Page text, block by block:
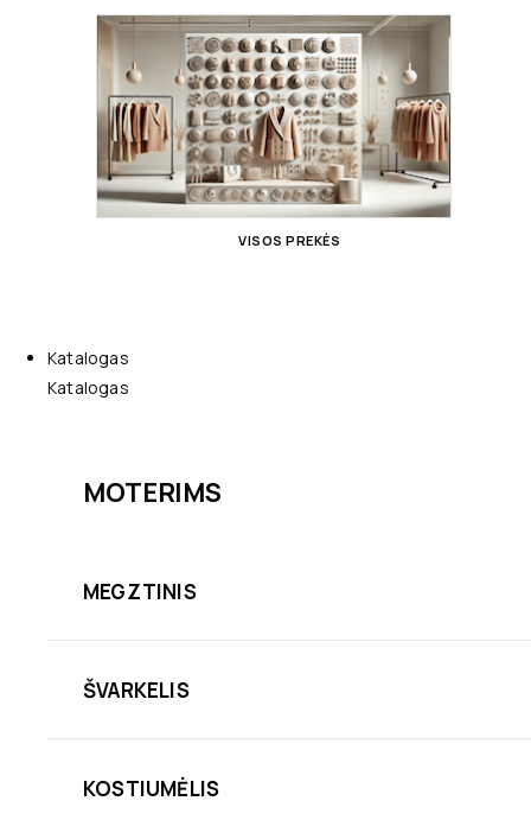
VISOS PREKĖS
Katalogas
Katalogas
MOTERIMS
MEGZTINIS
ŠVARKELIS
KOSTIUMĖLIS